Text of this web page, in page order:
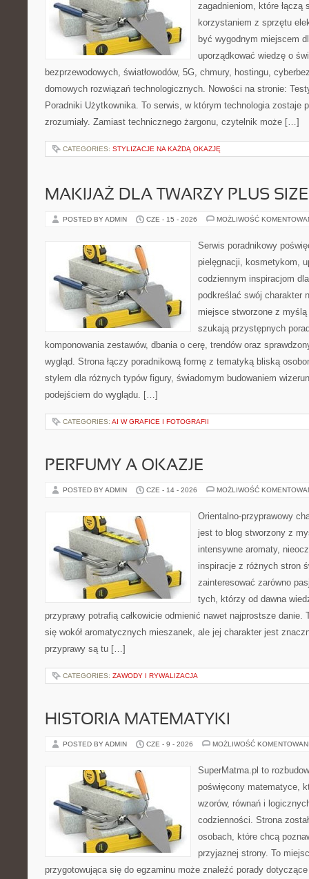
zagadnieniom, które łączą
korzystaniem z sprzętu
być wygodnym miejscem
uporządkować wiedzę o
bezprzewodowych, światłowodów, 5G, chmury, hostingu,
domowych rozwiązań technologicznych. Nowości na stronie:
Poradniki Użytkownika. To serwis, w którym technologia zostaje
zrozumiały. Zamiast technicznego żargonu, czytelnik może […]
CATEGORIES: STYLIZACJE NA KAŻDĄ OKAZJĘ
MAKIJAŻ DLA TWARZY PLUS SIZE
POSTED BY ADMIN CZE - 15 - 2026 MOŻLIWOŚĆ
Serwis poradnikowy
pielęgnacji, kosmetykom,
codziennym inspiracjom
podkreślać swój charakter
miejsce stworzone z
szukają przystępnych
komponowania zestawów, dbania o cerę, trendów oraz
wygląd. Strona łączy poradnikową formę z tematyką bliską
stylem dla różnych typów figury, świadomym budowaniem
podejściem do wyglądu. […]
CATEGORIES: AI W GRAFICE I FOTOGRAFII
PERFUMY A OKAZJE
POSTED BY ADMIN CZE - 14 - 2026 MOŻLIWOŚĆ
Orientalno-przyprawowy
jest to blog stworzony z
intensywne aromaty,
inspiracje z różnych stron
zainteresować zarówno
tych, którzy od dawna
przyprawy potrafią całkowicie odmienić nawet najprostsze danie.
się wokół aromatycznych mieszanek, ale jej charakter jest
przyprawy są tu […]
CATEGORIES: ZAWODY I RYWALIZACJA
HISTORIA MATEMATYKI
POSTED BY ADMIN CZE - 9 - 2026 MOŻLIWOŚĆ
SuperMatma.pl to
poświęcony matematyce,
wzorów, równań i
codzienności. Strona
osobach, które chcą
przyjaznej strony. To
przygotowująca się do egzaminu może znaleźć porady